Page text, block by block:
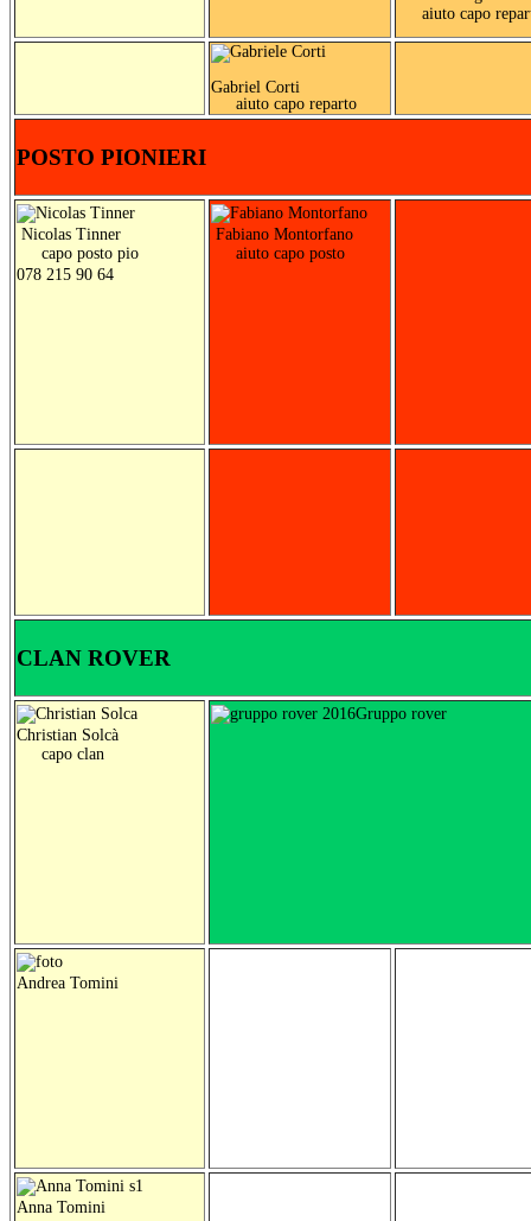
aiuto capo
Gabriel Corti
aiuto capo reparto
POSTO PIONIERI
Nicolas Tinner
capo posto pio
078 215 90 64
Fabiano Montorfano
aiuto capo posto
CLAN ROVER
Christian Solcà
capo clan
Gruppo rover
Andrea Tomini
Anna Tomini